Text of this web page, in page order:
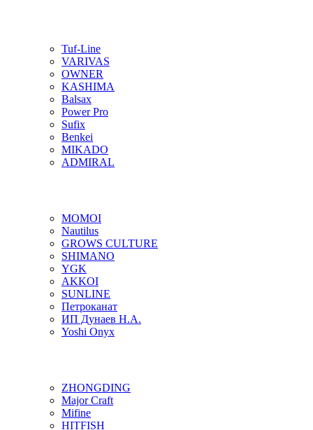
Tuf-Line
VARIVAS
OWNER
KASHIMA
Balsax
Power Pro
Sufix
Benkei
MIKADO
ADMIRAL
MOMOI
Nautilus
GROWS CULTURE
SHIMANO
YGK
AKKOI
SUNLINE
Петроканат
ИП Дунаев Н.А.
Yoshi Onyx
ZHONGDING
Major Craft
Mifine
HITFISH